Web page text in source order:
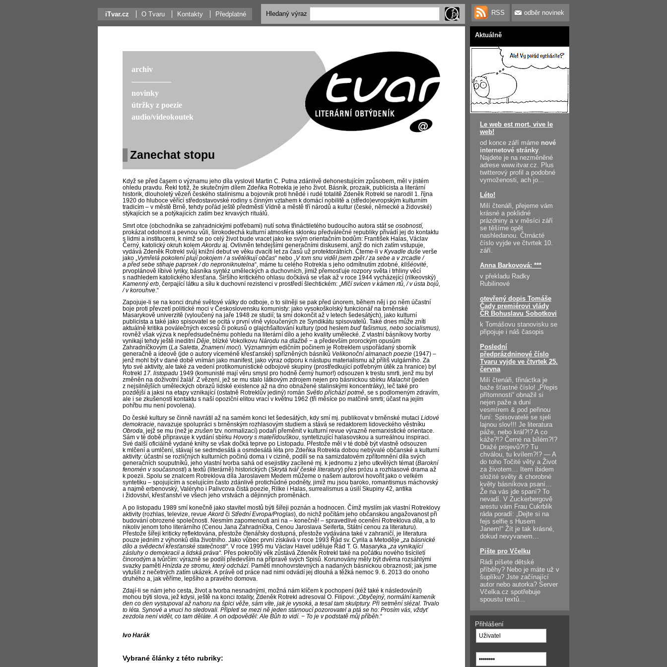
iTvar.cz O Tvaru Kontakty Předplatné RSS odběr novinek
Zanechat stopu
Když se před časem o významu jeho díla vyslovil Martin C. Putna zdánlivě dehonestujícím způsobem, měl v jistém
ohledu pravdu. Řekl totiž, že skutečným dílem Zdeňka Rotrekla je jeho život. Básník, prozaik, publicista a literární
historik, dlouholetý vězeň českého stalinismu a bojovník proti hnědé i rudé totalitě Zdeněk Rotrekl se narodil 1. října
1920 do hluboce věřící středostavovské rodiny s činným vztahem k domácí nobilitě a (středo)evropským kulturním
tradicím – v městě Brně, tehdy pořád ještě předměstí Vídně a městě tří národů a kultur (české, německé a židovské)
stýkajících se a potýkajících zatím bez krvavých rituálů.
Smrt otce (obchodníka se zahradnickými potřebami) nutí sotva třináctiletého budoucího autora stát se osobností,
prokázat odolnost a pevnou vůli, širokodechá kulturní atmosféra sklonku předválečné republiky přivádí jej do kontaktu
s lidmi a institucemi, k nimž se po celý život bude vracet jako ke svým orientačním bodům: František Halas, Václav
Černý, katolický okruh kolem Akordu aj. Ovlivněn tehdejšími generačními diskusemi, aniž do nich zatím vstupuje,
vydává Zdeněk Rotrekl svůj knižní debut ve věku dvacíti let za časů už protektorátních. Čteme-li v Kyvadle duše verše
jako „ Vymřelá pokolení plují pokojem / a světélkují občas“ nebo „ V tom snu viděl jsem zpět / za sebe a v zrcadle /
a před sebe stíhaje paprsek / do neproniknutelna“, máme tu celého Rotrekla s jeho odmítnutím zdobné, klišéovité
prvoplánově líbivé lyriky, básníka syntéz uměleckých a duchovních, jimiž přemosťuje rozpory světa i trhliny věcí
s nadhledem katolického křesťana. Širšího kritického ohlasu dočkává se však až v roce 1944 vycházející (rilkeovský)
Kamenný erb , čerpající látku a sílu k duchovní rezistenci v prostředí šlechtickém: „ Mlčí svícen v kámen rtů, / v ústa bojů,
/ v korouhve .“
Zapojuje-li se na konci druhé světové války do odboje, o to silněji se pak před únorem, během něj i po něm účastní
boje proti převzetí politické moci v Československu komunisty: jako vysokoškolský funkcionář na brněnské
Masarykově univerzitě (vyloučený na jaře 1948 ze studií; ta smí dokončit až v letech šedesátých), jako kulturní
publicista a také jako spisovatel se ocitá v první vlně vyloučených ze Syndikátu spisovatelů. Také dnes může zníti
aktuálně kritika poválečných excesů či pokusů o glajchšaltování kultury (pod heslem buď fašismus, nebo socialismus),
rovněž však výzva k nepředsudečnému pohledu na literární dílo a jeho kvality umělecké. Z vlastní básníkovy tvorby
vynikají tehdy ještě ineditní Děje , blízké Vokolkovu Národu na dlažbě − a především prorockým opusům
Zahradníčkovým (La Saletta Znamení moci). Významným edičním počinem je Rotreklem uspořádaný sborník
generačně a ideově (jde o autory víceméně křesťanské) spřízněných básníků Velikonoční almanach poezie (1947) –
jenž mohl být v dané době vnímán jako manifest, jako výraz odporu k nástupu materia­lismu až příliš vulgárního. Za
tyto své aktivity, ale také za vedení protikomunistické odbojové skupiny (prostředkující potřebným útěk za hranice) byl
Rotrekl 17. listopadu 1949 (komunisté mají věru smysl pro hodně černý humor!) odsouzen k trestu smrti, jenž mu byl
změněn na doživotní žalář. Z vězení, jež se mu stalo látkovým zdrojem nejen pro básnickou sbírku Malachit(jeden
z nejsilnějších uměleckých obrazů lidské existence až na dno obnažené stalinskými koncentráky), leč také pro
pozdější a jaksi na etapy vznikající (ostatně Rotreklův jediný) román Světlo přichází potmě , se s podlomeným zdravím,
ale i se zkušeností kontaktu s naší opoziční elitou vrací v květnu 1962 (tři měsíce po matčině smrti; účast na jejím
pohřbu mu není povolena).
Do české kultury se činně navrátil až na samém konci let šedesátých, kdy smí mj. publikovat v brněnské mutaci Lidové
demokracie , navazuje spolupráci s brněnským rozhlasovým studiem a stává se redaktorem lidoveckého věstníku
Obroda , jejž se mu (než je zrušen tzv. normalizací) podaří přeměnit v kulturní revue výrazně nemarxistické orientace.
Sám v té době připravuje k vydání sbírku Hovory s mateřídouškou , syntetizující halasovskou a surreálnou inspiraci.
Své další oficiálně vydané knihy se však dočká teprve po Listopadu. Přestože měl v té době být vlastně odsouzen
k mlčení a umlčení, stávají se sedmdesátá a osmdesátá léta pro Zdeňka Rotrekla dobou nebývalé občanské a kulturní
aktivity: účastní se rozličných kulturních počinů doma i v cizině, podílí se na samizdatovém zpřítomnění díla svých
generačních souputníků, jeho vlastní tvorba sahá od esejistiky zacílené mj. k jednomu z jeho utkvělých témat (Barokní
fenomén v současnosti) a textů (literárně) historických (Skrytá tvář české literatury) přes prózu a rozhlasové drama až
k poezii. Spolu se znalcem Rotreklova díla Jaroslavem Medem můžeme o našem autorovi hovořit jako o velkém
syntetiku – spojujícím a scelujícím často zdánlivě protichůdné podněty, jimiž mu jsou baroko, romantismus máchovský
a najmě erbenovský, Valéryho i Palivcova čistá poezie, Rilke i Halas, surrealismus a úsilí Skupiny 42, antika
i židovství, křesťanství ve všech jeho vrstvách a dějinných proměnách.
A po listopadu 1989 smí konečně jako stavitel mostů býti šířeji poznán a hodnocen. Čímž myslím jak vlastní Rotreklovy
aktivity (rozhlas, televize, revue Akord či Střední Evropa/Proglas), do nichž počítám jeho občanskou angažovanost při
budování obrozené společnosti. Nesmím zapomenouti ani na – konečně! – spravedlivé ocenění Rotreklova díla , a to
nikoliv jenom toho literárního (Cenou Jana Zahradníčka, Cenou Jaroslava Seiferta, Státní cenou za literaturu).
Přestože šířeji kriticky reflektována, přestože čtenářsky dostupná, přestože vydávána také v zahraničí, je literatura
pouze jedním z výhonků díla životního. Jako vůbec první získává v roce 1993 Řád sv. Cyrila a Metoděje
„za básnické
dílo a svědectví křesťanské statečnosti“. V roce 1995 mu Václav Havel uděluje Řád T. G. Masaryka
„za vynikající
zásluhy o demokracii a lidská práva“. Přes pokročilý věk zůstává Zdeněk Rotrekl také na počátku nového tisíciletí
činorodým a tvůrčím: výrazně se podílí především na přípravě svých Spisů. Korunovány měly být dvěma rozsáhlými
svazky pamětí Hnízda ze stromu, který odchází. Pamětí mnohovrstevných a nadaných básnickou obrazností; jak jsme
vytušili z nečetných zatím ukázek. A právě od práce nad nimi odvádí jej dlouhá a těžká nemoc 9. 6. 2013 do onoho
druhého a, jak věříme, lepšího a pravého domova.
Zdají-li se nám jeho cesta, život a tvorba nesnadnými, možná nám klíčem k pochopení (kéž také k následování!)
mohou býti slova, jež kdysi, ještě na konci totality, Zdeněk Rotrekl adresoval O. Filipovi: „ Obyčejný, normální kameník
den co den vystupoval až nahoru na špici věže, sám víte, jak je vysoká, a tesal tam skulptury. Při setmění slézal. Trvalo
to léta. Synové a vnuci ho sledovali. Připletl se mezi ně jeden stárnoucí pozorovatel a ptá se ho: Prosím vás, vždyť
zezdola není vidět, co tam děláte. A on odpověděl: Ale Bůh to vidí. − To je v podstatě můj příběh. “
Ivo Harák
Vybrané články z této rubriky:
Aktuálně
Le web est mort, vive le
web!
od konce září máme nové
internetové stránky.
Najdete je na nezměněné
adrese www.itvar.cz. Plus
twitterový profil a podobné
vymoženosti, ach jo...
Léto!
Milí čtenáři, přejeme vám
krásné a poklidné
prázdniny a v měsíci září
se těšíme opět
nashledanou. Čtrnácté
číslo vyjde ve čtvrtek 10.
září.
Anna Barkovová: ***
v překladu Radky
Rubilinové
otevřený dopis Tomáše
Čady premiérovi vlády
ČR Bohuslavu Sobotkovi
k Tomášovu stanovisku se
připojuje i náš časopis
Poslední
předprázdninové číslo
Tvaru vyjde ve čtvrtek 25.
června
Milí čtenáři, třináctka je
baže šťastné číslo! „Přepis
přítomnosti“ obnažil si
nejen paže a duní
vesmírem & pod peřinou
funí: Spisovatelé se sjeli
lajnou slov!!! Je literatura
páže, nebo král?!? A co
káže?!? Černé na bílém?!?
Dražé projevů?!? Tu
chválou, tu kvílem?!? — A
do toho Točité věty a Život
za životem… Item ibidem
složité světy & chorobné
květy básníkova psaní…
Že na vás jde spaní? To
nevadí. V Zuckerbergově
arestu vám Frau Cukrblik
ráda poradí: „Dejte si na
fejs selfie s Husem
Janem!“ Žít je tak krásné,
dokud nevyvanem…
Pište pro Včelku
Rádi píšete dětské
příběhy? Nebo je máte už v
šuplíku? Jste začínající
autor nebo autorka? Server
Včelka.cz spotřebuje
spoustu textů...
Přihlášení
archiv
––––––––––
novinky
útržky z poezie
audio/videokoutek
Hledaný výraz